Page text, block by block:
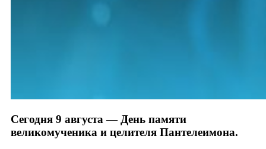
Сегодня 9 августа — День памяти
великомученика и целителя Пантелеимона.